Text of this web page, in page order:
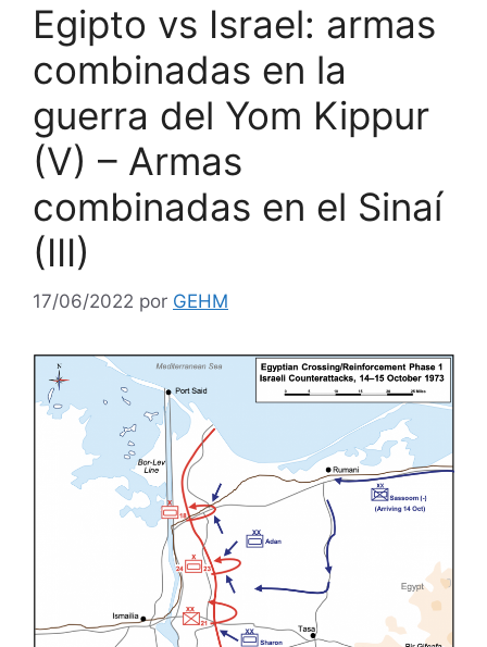
Egipto vs Israel: armas
combinadas en la
guerra del Yom Kippur
(V) – Armas
combinadas en el Sinaí
(III)
17/06/2022 por GEHM